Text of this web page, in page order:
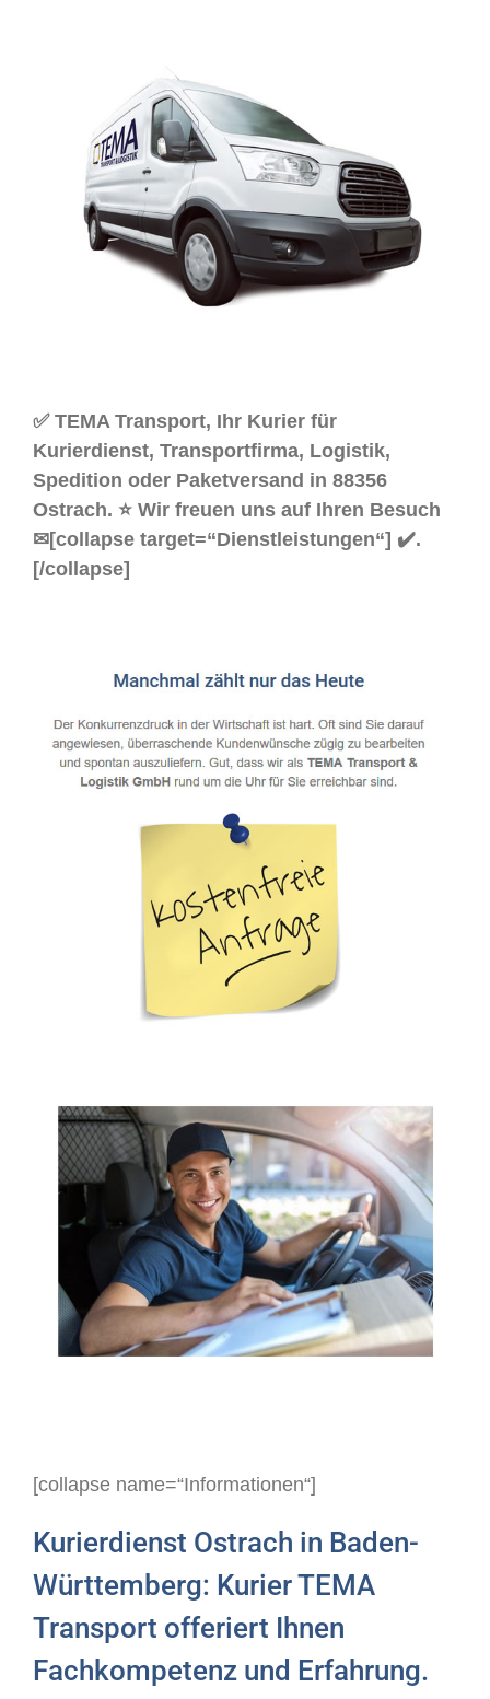
✅ TEMA Transport, Ihr Kurier für
Kurierdienst, Transportfirma, Logistik,
Spedition oder Paketversand in 88356
Ostrach. ⭐ Wir freuen uns auf Ihren Besuch
✉[collapse target=“Dienstleistungen“] ✔️.
[/collapse]
[collapse name=“Informationen“]
Kurierdienst Ostrach in Baden-
Württemberg: Kurier TEMA
Transport offeriert Ihnen
Fachkompetenz und Erfahrung.